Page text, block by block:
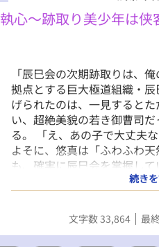
心～跡取り美少年は侠
「辰巳会の次期跡取りは、
拠点とする巨大極道組織・
げられたのは、一見すると
い、超絶美貌の若き御曹司
る。 「え、あの子で大丈夫
よそに、悠真は「ふわふわ
も、確実に辰巳会を掌握し
ちに。 専属護衛として選ば
我陣。 「命に代えても、お
が、悠真の"ただの跡取り"
始める。 そして辰巳会の跡
続き
文字数 33,864 最